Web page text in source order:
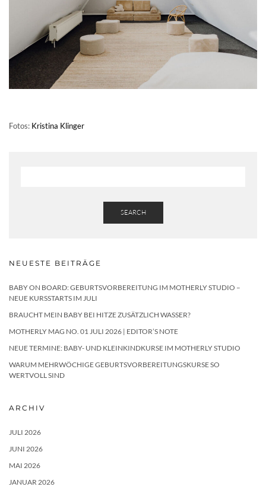
Fotos: Kristina Klinger
SEARCH
NEUESTE BEITRÄGE
BABY ON BOARD: GEBURTSVORBEREITUNG IM MOTHERLY STUDIO –
NEUE KURSSTARTS IM JULI
BRAUCHT MEIN BABY BEI HITZE ZUSÄTZLICH WASSER?
MOTHERLY MAG NO. 01 JULI 2026 | EDITOR’S NOTE
NEUE TERMINE: BABY- UND KLEINKINDKURSE IM MOTHERLY STUDIO
WARUM MEHRWÖCHIGE GEBURTSVORBEREITUNGSKURSE SO
WERTVOLL SIND
ARCHIV
JULI 2026
JUNI 2026
MAI 2026
JANUAR 2026